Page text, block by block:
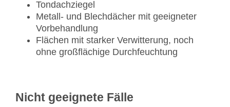
Tondachziegel
Metall- und Blechdächer mit geeigneter
Vorbehandlung
Flächen mit starker Verwitterung, noch
ohne großflächige Durchfeuchtung
Nicht geeignete Fälle